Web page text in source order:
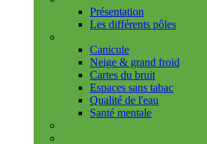
Présentation
Les différents pôles
Canicule
Neige & grand froid
Cartes du bruit
Espaces sans tabac
Qualité de l'eau
Santé mentale